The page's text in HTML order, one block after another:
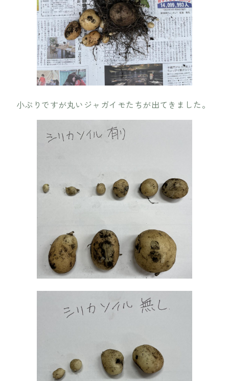
小ぶりですが丸いジャガイモたちが出てきました。